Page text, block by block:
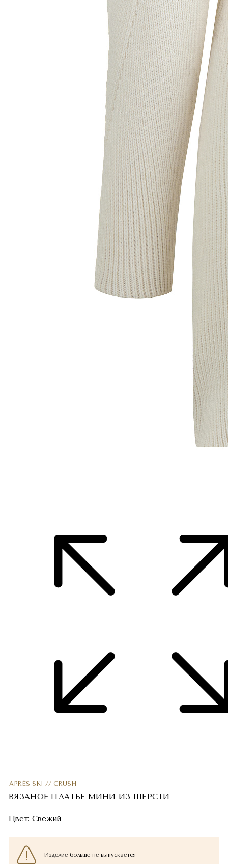
APRÈS SKI // CRUSH
ВЯЗАНОЕ ПЛАТЬЕ МИНИ ИЗ ШЕРСТИ
Цвет: Свежий
Изделие больше не выпускается